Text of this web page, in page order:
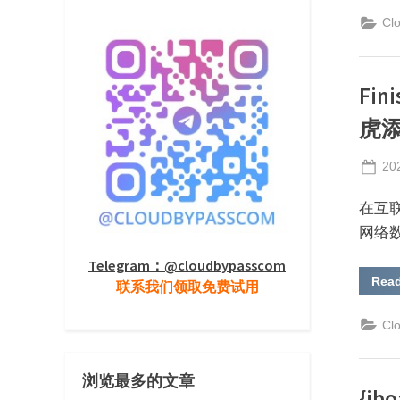
虎
在互
网络
Telegram：@cloudbypasscom
联系我们领取免费试用
浏览最多的文章